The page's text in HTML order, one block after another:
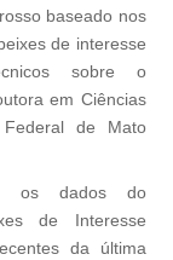
baseado nos
de interesse
sobre o
em Ciências
Federal de Mato
os dados do
de Interesse
da última